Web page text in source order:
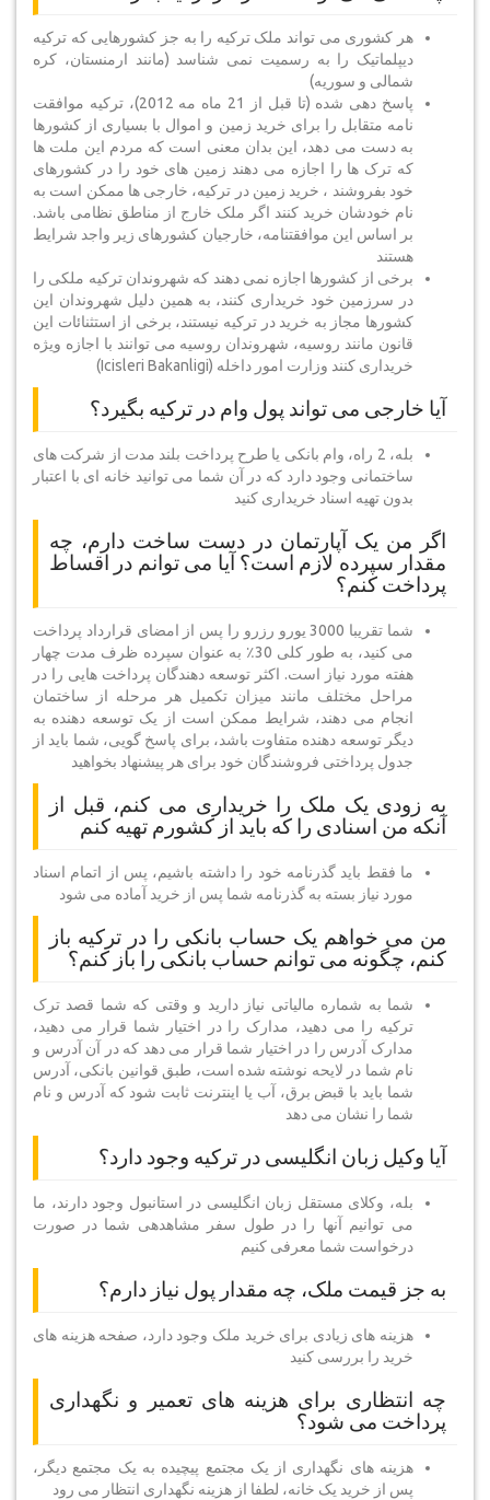
هر کشوری می تواند ملک ترکیه را به جز کشورهایی که ترکیه
دیپلماتیک را به رسمیت نمی شناسد (مانند ارمنستان، کره
شمالی و سوریه)
پاسخ دهی شده (تا قبل از 21 ماه مه 2012)، ترکیه موافقت
نامه متقابل را برای خرید زمین و اموال با بسیاری از کشورها
به دست می دهد، این بدان معنی است که مردم این ملت ها
که ترک ها را اجازه می دهند زمین های خود را در کشورهای
خود بفروشند ، خرید زمین در ترکیه، خارجی ها ممکن است به
نام خودشان خرید کنند اگر ملک خارج از مناطق نظامی باشد.
بر اساس این موافقتنامه، خارجیان کشورهای زیر واجد شرایط
هستند
برخی از کشورها اجازه نمی دهند که شهروندان ترکیه ملکی را
در سرزمین خود خریداری کنند، به همین دلیل شهروندان این
کشورها مجاز به خرید در ترکیه نیستند، برخی از استثنائات این
قانون مانند روسیه، شهروندان روسیه می توانند با اجازه ویژه
خریداری کنند وزارت امور داخله (Icisleri Bakanligi)
آیا خارجی می تواند پول وام در ترکیه بگیرد؟
بله، 2 راه، وام بانکی یا طرح پرداخت بلند مدت از شرکت های
ساختمانی وجود دارد که در آن شما می توانید خانه ای با اعتبار
بدون تهیه اسناد خریداری کنید
اگر من یک آپارتمان در دست ساخت دارم، چه
مقدار سپرده لازم است؟ آیا می توانم در اقساط
پرداخت کنم؟
شما تقریبا 3000 یورو رزرو را پس از امضای قرارداد پرداخت
می کنید، به طور کلی 30٪ به عنوان سپرده ظرف مدت چهار
هفته مورد نیاز است. اکثر توسعه دهندگان پرداخت هایی را در
مراحل مختلف مانند میزان تکمیل هر مرحله از ساختمان
انجام می دهند، شرایط ممکن است از یک توسعه دهنده به
دیگر توسعه دهنده متفاوت باشد، برای پاسخ گویی، شما باید از
جدول پرداختی فروشندگان خود برای هر پیشنهاد بخواهید
به زودی یک ملک را خریداری می کنم، قبل از
آنکه من اسنادی را که باید از کشورم تهیه کنم
ما فقط باید گذرنامه خود را داشته باشیم، پس از اتمام اسناد
مورد نیاز بسته به گذرنامه شما پس از خرید آماده می شود
من می خواهم یک حساب بانکی را در ترکیه باز
کنم، چگونه می توانم حساب بانکی را باز کنم؟
شما به شماره مالیاتی نیاز دارید و وقتی که شما قصد ترک
ترکیه را می دهید، مدارک را در اختیار شما قرار می دهید،
مدارک آدرس را در اختیار شما قرار می دهد که در آن آدرس و
نام شما در لایحه نوشته شده است، طبق قوانین بانکی، آدرس
شما باید با قبض برق، آب یا اینترنت ثابت شود که آدرس و نام
شما را نشان می دهد
آیا وکیل زبان انگلیسی در ترکیه وجود دارد؟
بله، وکلای مستقل زبان انگلیسی در استانبول وجود دارند، ما
می توانیم آنها را در طول سفر مشاهدهی شما در صورت
درخواست شما معرفی کنیم
به جز قیمت ملک، چه مقدار پول نیاز دارم؟
هزینه های زیادی برای خرید ملک وجود دارد، صفحه هزینه های
خرید را بررسی کنید
چه انتظاری برای هزینه های تعمیر و نگهداری
پرداخت می شود؟
هزینه های نگهداری از یک مجتمع پیچیده به یک مجتمع دیگر،
پس از خرید یک خانه، لطفا از هزینه نگهداری انتظار می رود